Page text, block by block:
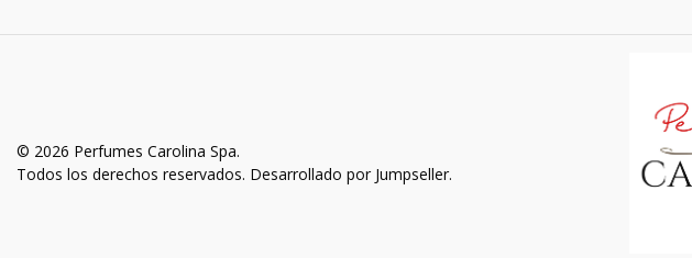
© 2026 Perfumes Carolina Spa.
Todos los derechos reservados. Desarrollado por Jumpseller.